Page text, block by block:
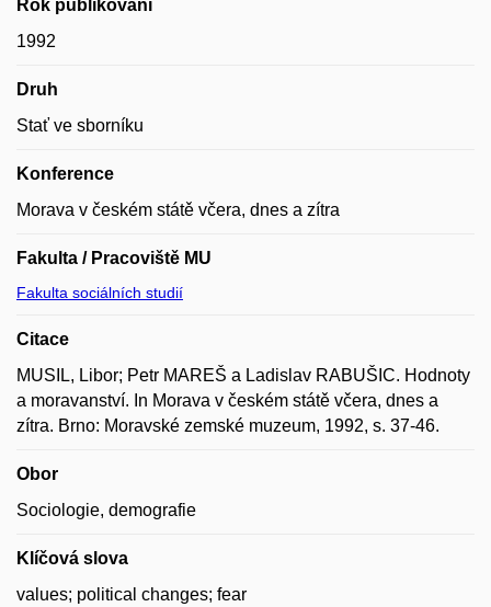
Rok publikování
1992
Druh
Stať ve sborníku
Konference
Morava v českém státě včera, dnes a zítra
Fakulta / Pracoviště MU
Fakulta sociálních studií
Citace
MUSIL, Libor; Petr MAREŠ a Ladislav RABUŠIC. Hodnoty
a moravanství. In Morava v českém státě včera, dnes a
zítra. Brno: Moravské zemské muzeum, 1992, s. 37-46.
Obor
Sociologie, demografie
Klíčová slova
values; political changes; fear